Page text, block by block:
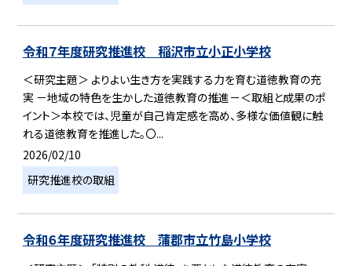
令和７年度研究推進校 稲沢市立小正小学校
＜研究主題＞ よりよい生き方を実践する力を育む道徳教育の充
実 －地域の特色を生かした道徳教育の推進－＜取組と成果のポ
イント＞本校では、児童が自己肯定感を高め、多様な価値観に触
れる道徳教育を推進した。〇...
2026/02/10
研究推進校の取組
令和６年度研究推進校 蒲郡市立竹島小学校